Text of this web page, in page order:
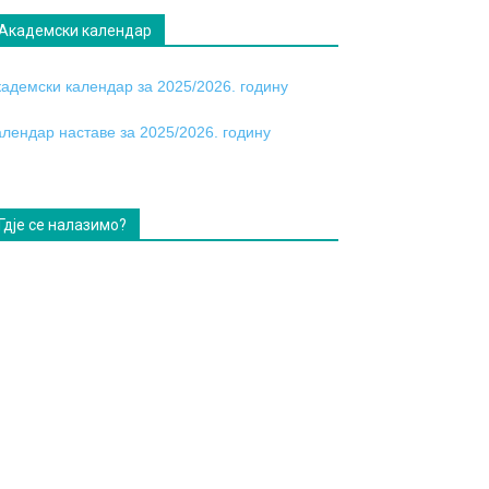
календар
календар за 2025/2026. годину
наставе за 2025/2026. годину
се налазимо?